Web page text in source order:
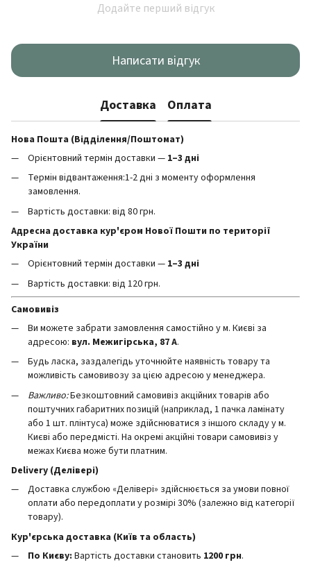
Додайте перший відгук
Написати відгук
Доставка Оплата
Нова Пошта (Відділення/Поштомат)
Орієнтовний термін доставки — 1–3 дні
Термін відвантаження:1-2 дні з моменту оформлення
замовлення.
Вартість доставки: від 80 грн.
Адресна доставка кур'єром Нової Пошти по території
України
Орієнтовний термін доставки — 1–3 дні
Вартість доставки: від 120 грн.
Самовивіз
Ви можете забрати замовлення самостійно у м. Києві за
адресою: вул. Межигірська, 87 А.
Будь ласка, заздалегідь уточнюйте наявність товару та
можливість самовивозу за цією адресою у менеджера.
Важливо:Безкоштовний самовивіз акційних товарів або
поштучних габаритних позицій (наприклад, 1 пачка ламінату
або 1 шт. плінтуса) може здійснюватися з іншого складу у м.
Києві або передмісті. На окремі акційні товари самовивіз у
межах Києва може бути платним.
Delivery (Делівері)
Доставка службою «Делівері» здійснюється за умови повної
оплати або передоплати у розмірі 30% (залежно від категорії
товару).
Кур'єрська доставка (Київ та область)
По Києву: Вартість доставки становить 1200 грн.